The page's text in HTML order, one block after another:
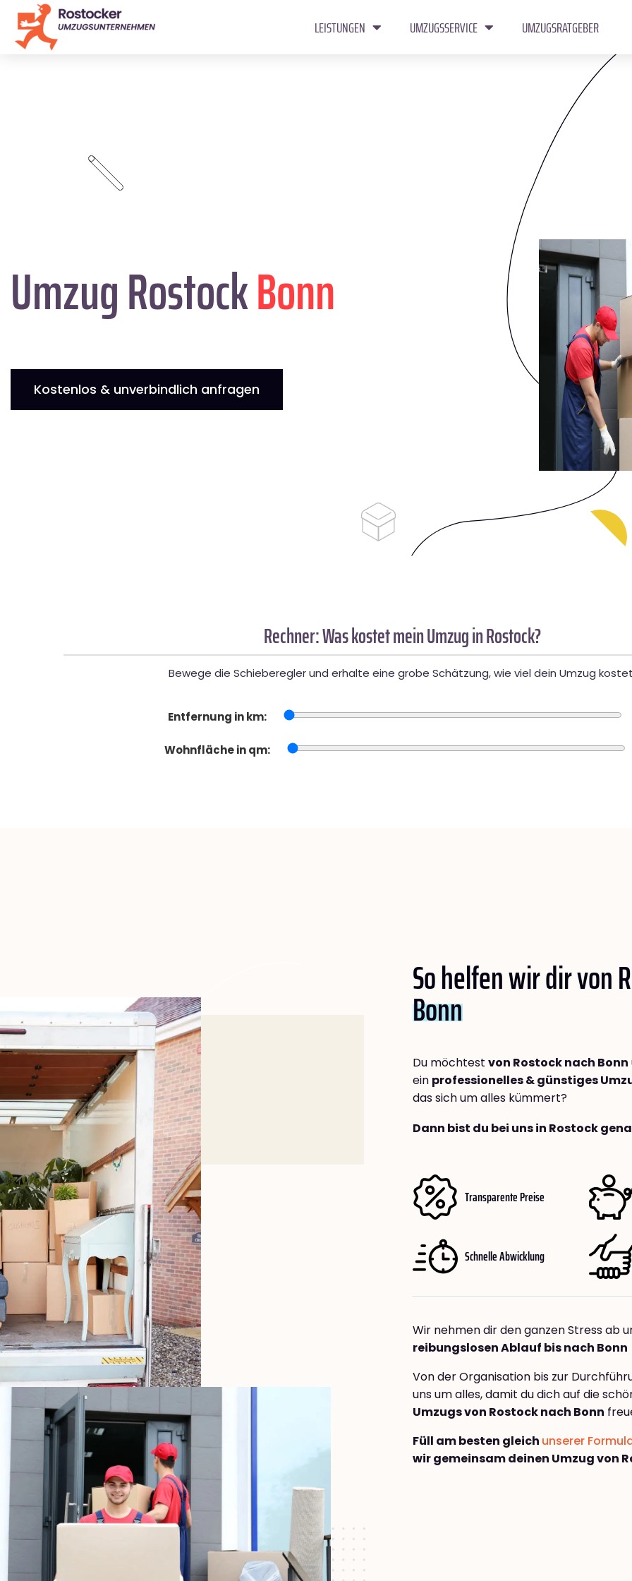
LEISTUNGEN UMZUGSSERVICE UMZUGSRATGEBER
Umzug RostockBonn
Kostenlos & unverbindlich anfragen
Rechner: Was kostet mein Umzug in Rostock?
Bewege die Schieberegler und erhalte eine grobe Schätzung, wie viel dein Umzug
Entfernung in km:
Wohnfläche in qm:
So helfen wir dir von
Bonn
Du möchtest von Rostock nach Bonn
ein professionelles & günstiges
das sich um alles kümmert?
Dann bist du bei uns in Rostock
Transparente Preise
Schnelle Abwicklung
Wir nehmen dir den ganzen Stress ab
reibungslosen Ablauf bis nach Bonn
Von der Organisation bis zur
uns um alles, damit du dich auf die
Umzugs von Rostock nach Bonn
Füll am besten gleich unserer
wir gemeinsam deinen Umzug von